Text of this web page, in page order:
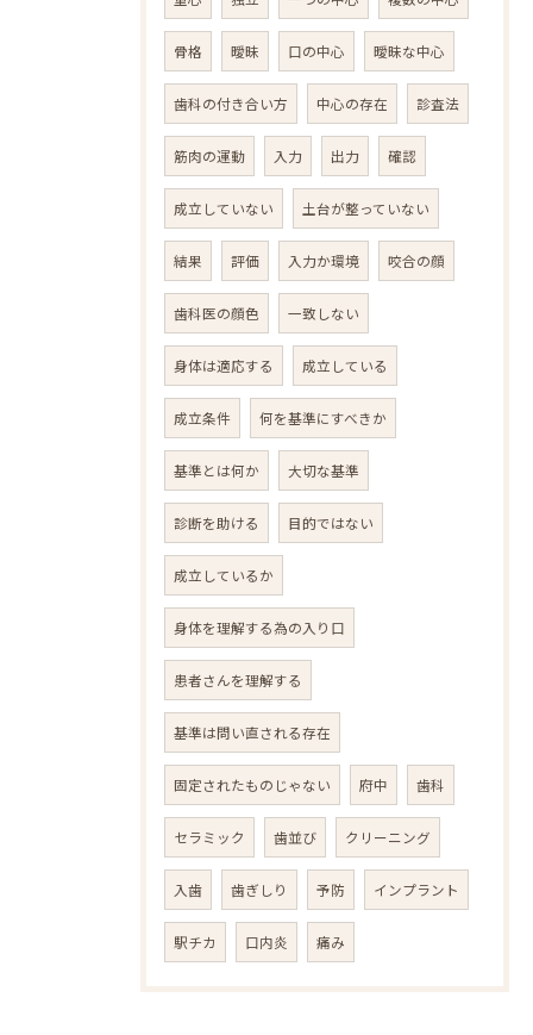
骨格 曖昧 口の中心 曖昧な中心
歯科の付き合い方 中心の存在 診査法
筋肉の運動 入力 出力 確認
成立していない 土台が整っていない
結果 評価 入力か環境 咬合の顔
歯科医の顔色 一致しない
身体は適応する 成立している
成立条件 何を基準にすべきか
基準とは何か 大切な基準
診断を助ける 目的ではない
成立しているか
身体を理解する為の入り口
患者さんを理解する
基準は問い直される存在
固定されたものじゃない 府中 歯科
セラミック 歯並び クリーニング
入歯 歯ぎしり 予防 インプラント
駅チカ 口内炎 痛み